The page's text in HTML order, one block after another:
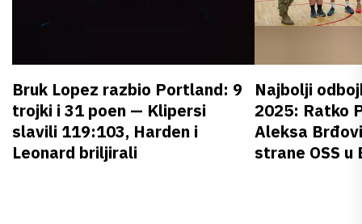
Bruk Lopez razbio Portland: 9
trojki i 31 poen — Klipersi
slavili 119:103, Harden i
Leonard briljirali
Najbolji
2025: Ratko
Aleksa
strane OSS u